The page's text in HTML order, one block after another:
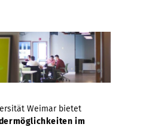
Weimar bietet
im